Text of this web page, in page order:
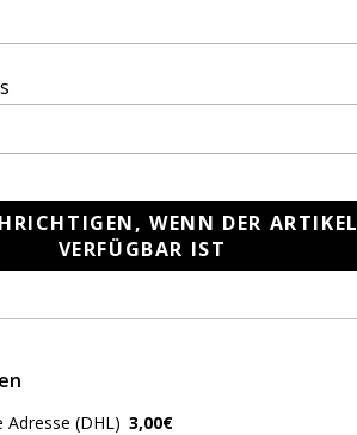
WENN DER ARTIKEL
VERFÜGBAR IST
Adresse (DHL) 3,00€